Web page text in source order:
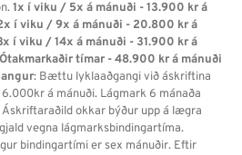
1x í viku / 5x á mánuði - 13.900 kr á
í viku / 9x á mánuði - 20.800 kr á
í viku / 14x á mánuði - 31.900 kr á
Ótakmarkaðir tímar - 48.900 kr á mánuði
: Bættu lyklaaðgangi við áskriftina
á mánuði. Lágmark 6 mánaða
Áskriftaraðild okkar býður upp á lægra
vegna lágmarksbindingartíma.
bindingartími er sex mánuðir. Eftir